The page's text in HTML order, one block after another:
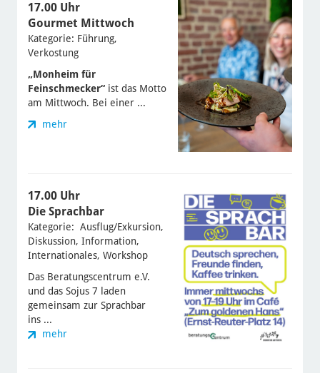
17.00 Uhr
Gourmet Mittwoch
Kategorie: Führung,
Verkostung
„Monheim für
Feinschmecker“ist das Motto
am Mittwoch. Bei einer ...
mehr
17.00 Uhr
Die Sprachbar
Kategorie: Ausflug/Exkursion,
Diskussion, Information,
Internationales, Workshop
Das Beratungscentrum e.V.
und das Sojus 7 laden
gemeinsam zur Sprachbar
ins ...
mehr